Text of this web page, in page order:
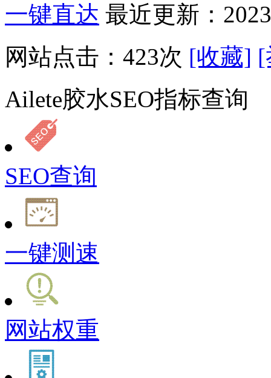
一键直达 最近更新：
网站点击： 423次 [收藏] [
Ailete胶水SEO指标查询
SEO查询
一键测速
网站权重